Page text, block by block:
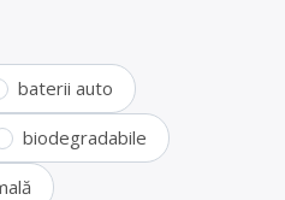
baterii auto
biodegradabile